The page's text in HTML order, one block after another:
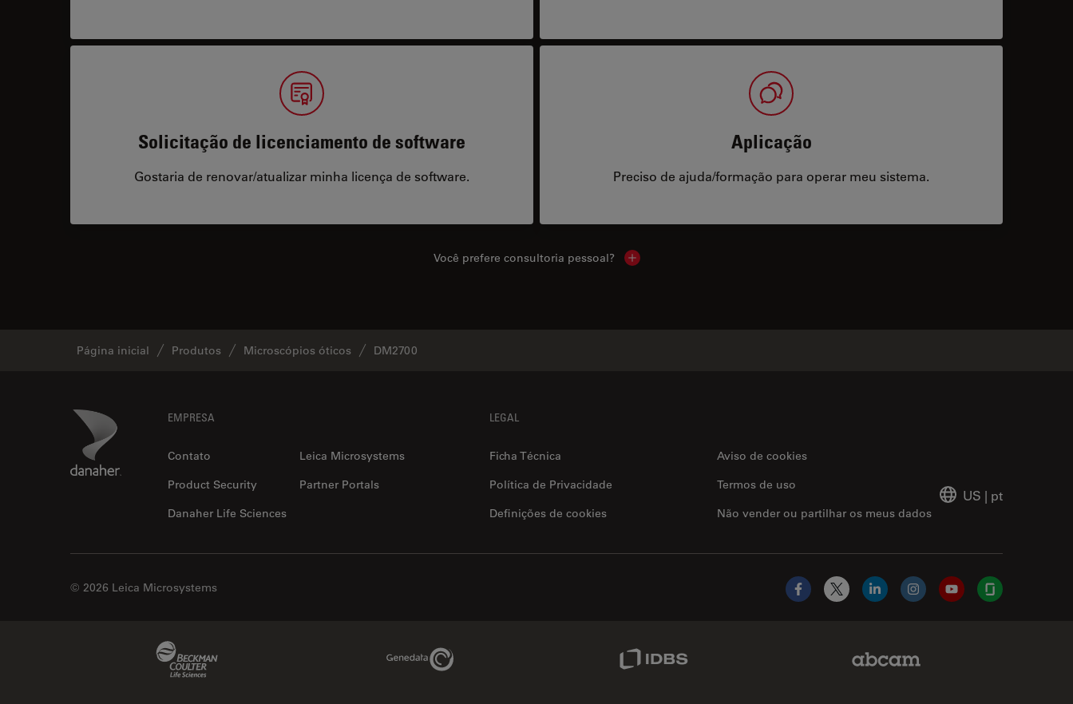
Solicitação de licenciamento de software
Gostaria de renovar/atualizar minha licença de software.
Aplicação
Preciso de ajuda/formação para operar meu sistema.
Você prefere consultoria pessoal? Show local contacts
Página inicial Produtos Microscópios óticos DM2700
Danaher Logo EMPRESA
Contato
Leica Microsystems
Product Security
Partner Portals
Danaher Life Sciences
LEGAL
Ficha Técnica
Aviso de cookies
Política de Privacidade
Não vender ou partilhar os meus dados
Termos de uso
Definições de cookies
US | pt
© 2026 Leica Microsystems
Facebook
X LinkedInInstagramYouTubeGlassdoor
Genedata Link